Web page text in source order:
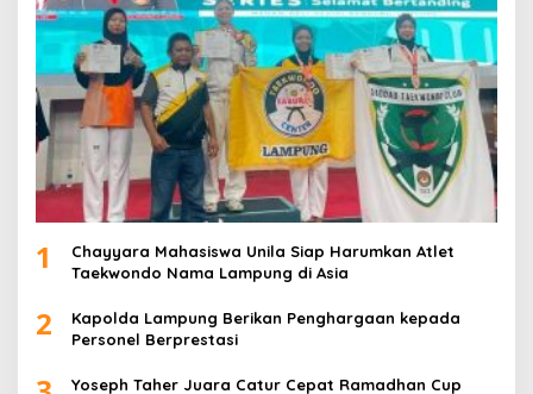
1
Chayyara Mahasiswa Unila Siap Harumkan Atlet
Taekwondo Nama Lampung di Asia
2
Kapolda Lampung Berikan Penghargaan kepada
Personel Berprestasi
Yoseph Taher Juara Catur Cepat Ramadhan Cup